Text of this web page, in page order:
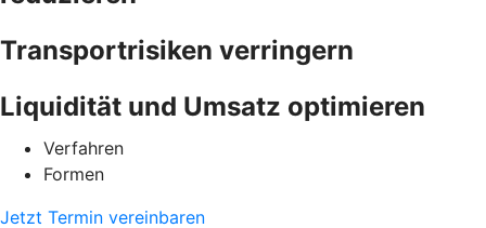
Transportrisiken verringern
Liquidität und Umsatz optimieren
Verfahren
Formen
Jetzt Termin vereinbaren